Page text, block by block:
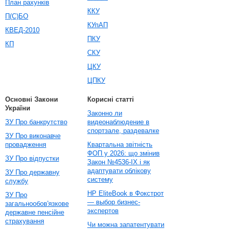
План рахунків
П(С)БО
КВЕД-2010
КП
ККУ
КУпАП
ПКУ
СКУ
ЦКУ
ЦПКУ
Основні Закони
України
ЗУ Про банкрутство
ЗУ Про виконавче
провадження
ЗУ Про відпустки
ЗУ Про державну
службу
ЗУ Про
загальнообов'язкове
державне пенсійне
страхування
Корисні статті
Законно ли
видеонаблюдение в
спортзале, раздевалке
Квартальна звітність
ФОП у 2026: що змінив
Закон №4536-IX і як
адаптувати облікову
систему
HP EliteBook в Фокстрот
— выбор бизнес-
экспертов
Чи можна запатентувати